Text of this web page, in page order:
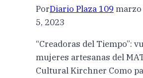
PorDiario Plaza 109 marzo
5, 2023
“Creadoras del Tiempo”:
mujeres artesanas del
Cultural Kirchner Como